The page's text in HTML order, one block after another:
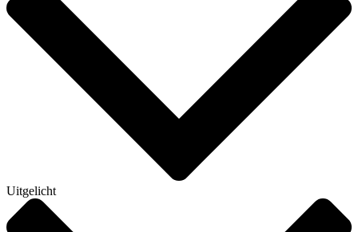
Uitgelicht